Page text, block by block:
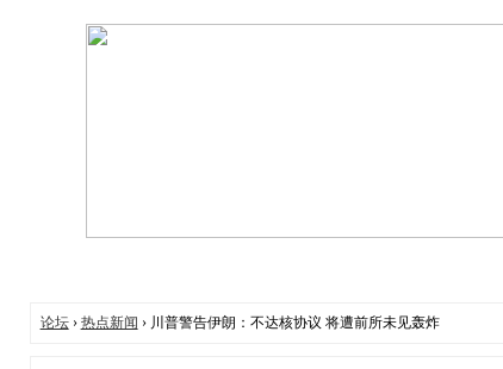
论坛› 热点新闻 › 川普警告伊朗：不达核协议 将遭前所未见轰炸